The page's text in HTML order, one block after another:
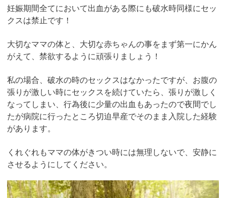
妊娠期間全てにおいて出血がある際にも破水時同様にセッ
クスは禁止です！
大切なママの体と、大切な赤ちゃんの事をまず第一にかん
がえて、禁欲するように頑張りましょう！
私の場合、破水の時のセックスはなかったですが、お腹の
張りが激しい時にセックスを続けていたら、張りが激しく
なってしまい、行為後に少量の出血もあったので夜間でし
たが病院に行ったところ切迫早産でそのまま入院した経験
があります。
くれぐれもママの体がきつい時には無理しないで、安静に
させるようにしてください。